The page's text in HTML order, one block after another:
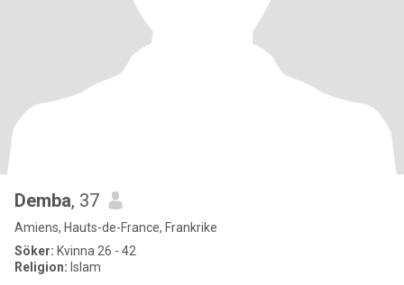
Demba, 37
Amiens, Hauts-de-France, Frankrike
Söker: Kvinna 26 - 42
Religion: Islam